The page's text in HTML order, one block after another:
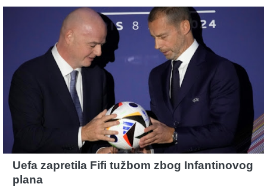
Uefa zapretila Fifi tužbom zbog Infantinovog
plana